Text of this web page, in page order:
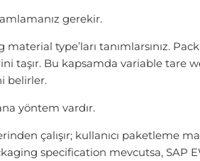
gerekir.
type’ları tanımlarsınız.
Bu kapsamda variable tare
belirler.
yöntem vardır.
çalışır; kullanıcı paketleme
specification mevcutsa, SAP